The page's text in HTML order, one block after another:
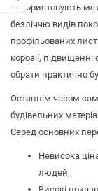
використовують
безліччю видів
профільованих
корозії, підвищенні
обрати практично
Останнім часом
будівельних
Серед основних
Невисока
людей;